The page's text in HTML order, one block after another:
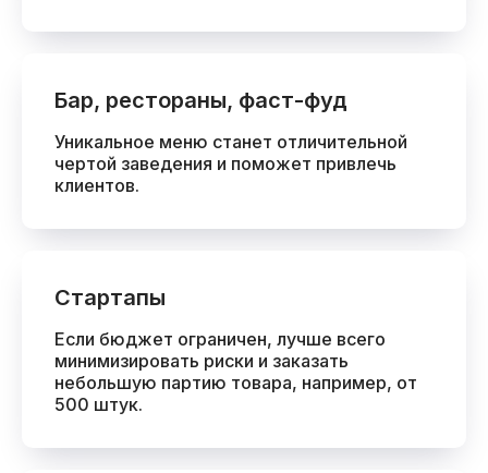
Бар, рестораны, фаст-фуд
Уникальное меню станет отличительной
чертой заведения и поможет привлечь
клиентов.
Стартапы
Если бюджет ограничен, лучше всего
минимизировать риски и заказать
небольшую партию товара, например, от
500 штук.